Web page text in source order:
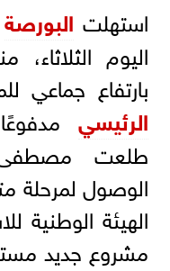
استهلت البورصة
اليوم
بارتفاع جماعي
الرئيسي
طلعت مصطفى
الوصول لمرحلة
الهيئة الوطنية
مشروع جديد